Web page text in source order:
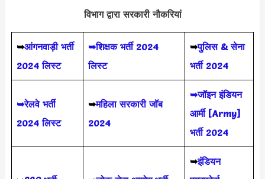
विभाग द्वारा सरकारी नौकरियां
➥आंगनवाड़ी भर्ती
2024 लिस्ट
➥शिक्षक भर्ती 2024
लिस्ट
➥पुलिस & सेना
भर्ती 2024
➥रेलवे भर्ती
2024 लिस्ट
➥महिला सरकारी जॉब
2024
➥जॉइन इंडियन
आर्मी [Army]
भर्ती 2024
➥इंडियन